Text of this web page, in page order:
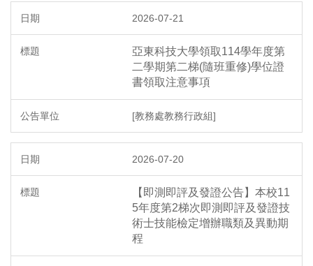
2026-07-21
亞東科技大學領取114學年度第
二學期第二梯(隨班重修)學位證
書領取注意事項
[教務處教務行政組]
2026-07-20
【即測即評及發證公告】本校11
5年度第2梯次即測即評及發證技
術士技能檢定增辦職類及異動期
程